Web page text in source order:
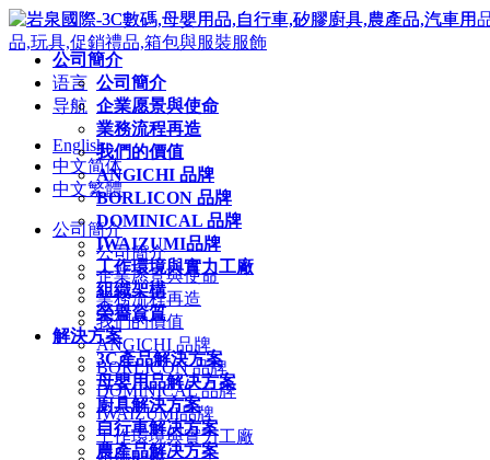
公司簡介
公司簡介
企業愿景與使命
業務流程再造
我們的價值
ANGICHI 品牌
BORLICON 品牌
DOMINICAL 品牌
IWAIZUMI品牌
工作環境與實力工廠
組織架構
榮譽資質
解決方案
3C產品解決方案
母嬰用品解决方案
廚具解決方案
自行車解决方案
農產品解决方案
语言
导航
English
中文简体
中文繁體
公司簡介
公司簡介
企業愿景與使命
業務流程再造
我們的價值
ANGICHI 品牌
BORLICON 品牌
DOMINICAL 品牌
IWAIZUMI品牌
工作環境與實力工廠